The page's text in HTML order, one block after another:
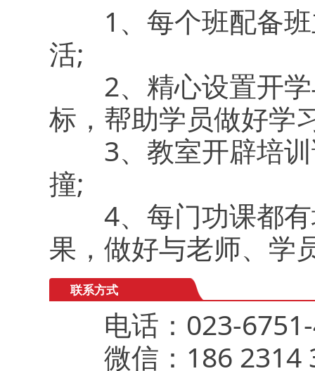
1、每个班配备班
活;
2、精心设置开学
标，帮助学员做好学
3、教室开辟培训
撞;
4、每门功课都有
果，做好与老师、学
联系方式
电话：023-6751-
微信：186 2314